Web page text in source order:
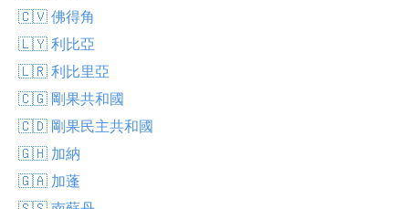
🇨🇻 佛得角
🇱🇾 利比亞
🇱🇷 利比里亞
🇨🇬 剛果共和國
🇨🇩 剛果民主共和國
🇬🇭 加納
🇬🇦 加蓬